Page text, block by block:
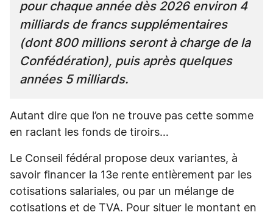
pour chaque année dès 2026 environ 4
milliards de francs supplémentaires
(dont 800 millions seront à charge de la
Confédération), puis après quelques
années 5 milliards.
Autant dire que l’on ne trouve pas cette somme
en raclant les fonds de tiroirs…
Le Conseil fédéral propose deux variantes, à
savoir financer la 13e rente entièrement par les
cotisations salariales, ou par un mélange de
cotisations et de TVA. Pour situer le montant en